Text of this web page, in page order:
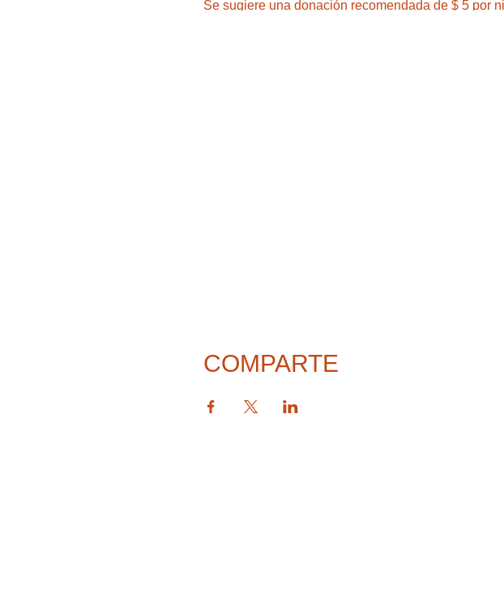
Se sugiere una donación recomendada de $ 5 por
COMPARTE